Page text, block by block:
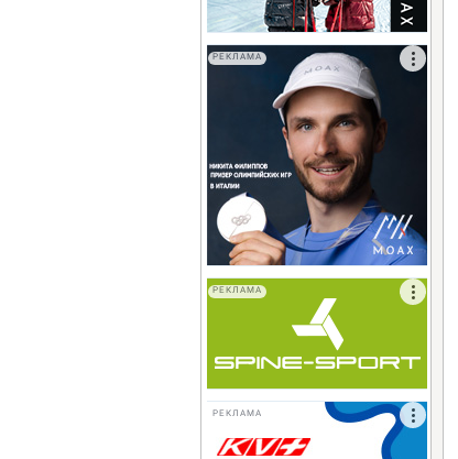
РЕКЛАМА
РЕКЛАМА
РЕКЛАМА